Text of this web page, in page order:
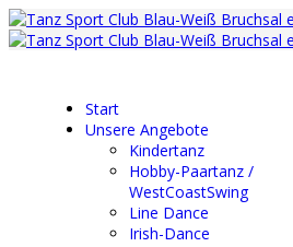
Start
Unsere Angebote
Kindertanz
Hobby-Paartanz /
WestCoastSwing
Line Dance
Irish-Dance